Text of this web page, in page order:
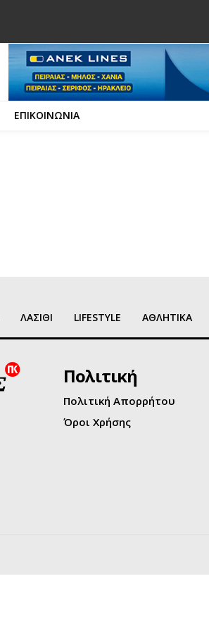
ΕΠΙΚΟΙΝΩΝΙΑ
ΛΑΣΙΘΙ LIFESTYLE ΑΘΛΗΤΙΚΑ
Πολιτική
Πολιτική Απορρήτου
Όροι Χρήσης